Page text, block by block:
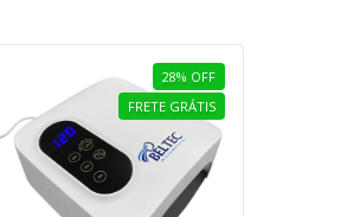
28% OFF
FRETE GRÁTIS